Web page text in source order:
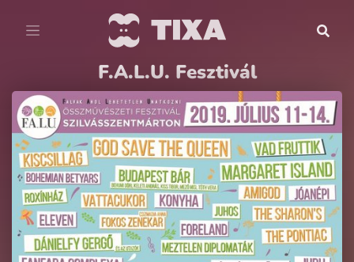
F.A.L.U. Fesztivál